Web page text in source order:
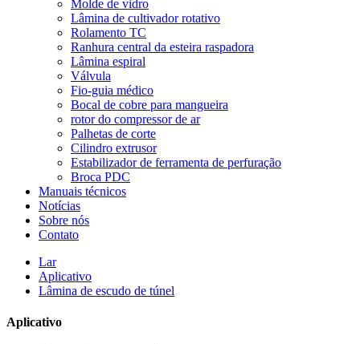
Molde de vidro
Lâmina de cultivador rotativo
Rolamento TC
Ranhura central da esteira raspadora
Lâmina espiral
Válvula
Fio-guia médico
Bocal de cobre para mangueira
rotor do compressor de ar
Palhetas de corte
Cilindro extrusor
Estabilizador de ferramenta de perfuração
Broca PDC
Manuais técnicos
Notícias
Sobre nós
Contato
Lar
Aplicativo
Lâmina de escudo de túnel
Aplicativo